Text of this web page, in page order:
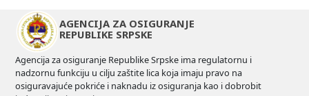
AGENCIJA ZA OSIGURANJE
REPUBLIKE SRPSKE
Agencija za osiguranje Republike Srpske ima regulatornu i
nadzornu funkciju u cilju zaštite lica koja imaju pravo na
osiguravajuće pokriće i naknadu iz osiguranja kao i dobrobit